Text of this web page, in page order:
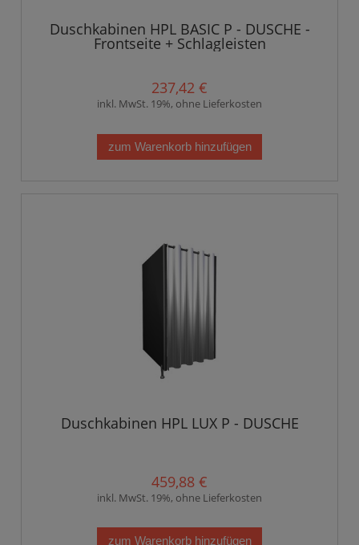
Duschkabinen HPL BASIC P - DUSCHE -
Frontseite + Schlagleisten
237,42 €
inkl. MwSt. 19%, ohne Lieferkosten
zum Warenkorb hinzufügen
Duschkabinen HPL LUX P - DUSCHE
459,88 €
inkl. MwSt. 19%, ohne Lieferkosten
zum Warenkorb hinzufügen